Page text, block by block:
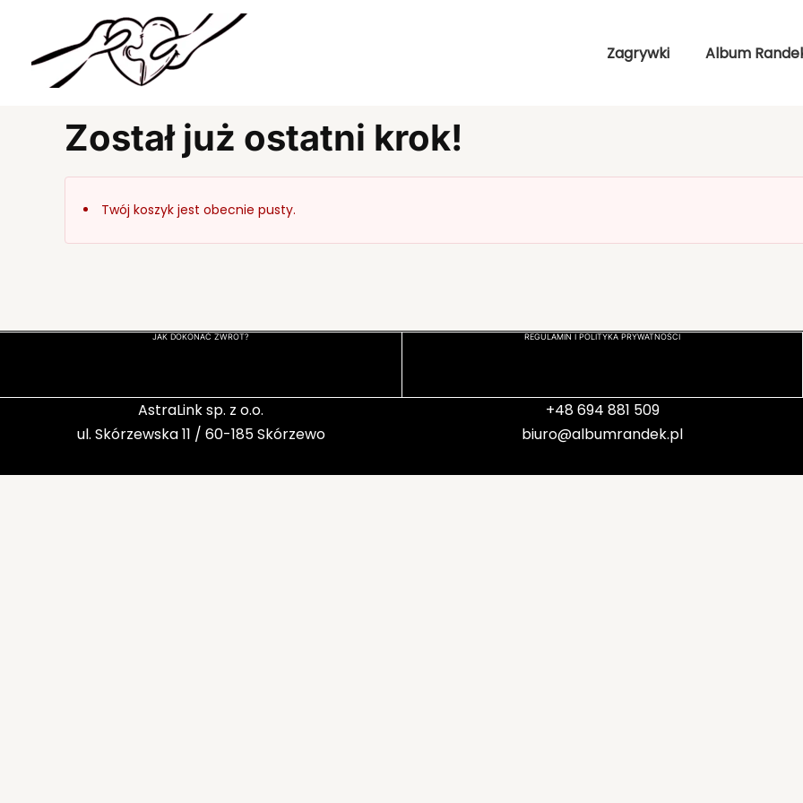
content
Zagrywki Album
Został już ostatni krok!
Twój koszyk jest obecnie pusty.
JAK DOKONAĆ ZWROT?
AstraLink sp. z o.o.
ul. Skórzewska 11 / 60-185 Skórzewo
REGULAMIN I POLITYKA PRYWATNOŚCI
+48 694 881 509
biuro@albumrandek.pl